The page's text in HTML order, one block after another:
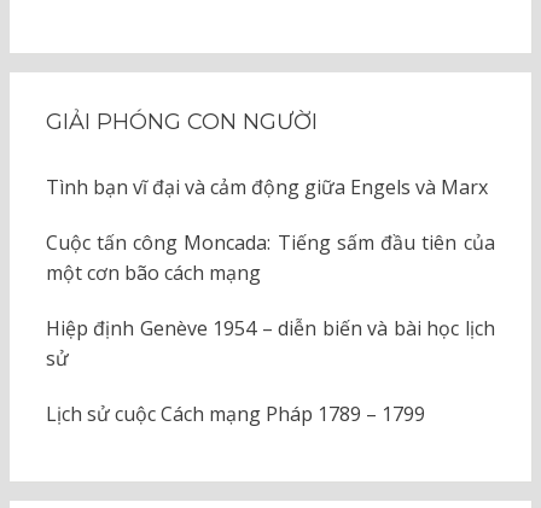
GIẢI PHÓNG CON NGƯỜI
Tình bạn vĩ đại và cảm động giữa Engels và Marx
Cuộc tấn công Moncada: Tiếng sấm đầu tiên của
một cơn bão cách mạng
Hiệp định Genève 1954 – diễn biến và bài học lịch
sử
Lịch sử cuộc Cách mạng Pháp 1789 – 1799